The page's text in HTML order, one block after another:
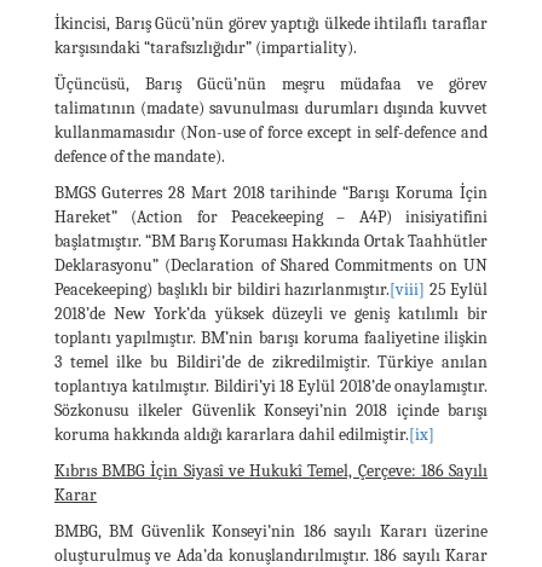
İkincisi, Barış Gücü’nün görev yaptığı ülkede ihtilaflı taraflar
karşısındaki “tarafsızlığıdır” (impartiality).
Üçüncüsü, Barış Gücü’nün meşru müdafaa ve görev
talimatının (madate) savunulması durumları dışında kuvvet
kullanmamasıdır (Non-use of force except in self-defence and
defence of the mandate).
BMGS Guterres 28 Mart 2018 tarihinde “Barışı Koruma İçin
Hareket” (Action for Peacekeeping – A4P) inisiyatifini
başlatmıştır. “BM Barış Koruması Hakkında Ortak Taahhütler
Deklarasyonu” (Declaration of Shared Commitments on UN
Peacekeeping) başlıklı bir bildiri hazırlanmıştır.[viii] 25 Eylül
2018’de New York’da yüksek düzeyli ve geniş katılımlı bir
toplantı yapılmıştır. BM’nin barışı koruma faaliyetine ilişkin
3 temel ilke bu Bildiri’de de zikredilmiştir. Türkiye anılan
toplantıya katılmıştır. Bildiri’yi 18 Eylül 2018’de onaylamıştır.
Sözkonusu ilkeler Güvenlik Konseyi’nin 2018 içinde barışı
koruma hakkında aldığı kararlara dahil edilmiştir.[ix]
Kıbrıs BMBG İçin Siyasî ve Hukukî Temel, Çerçeve: 186 Sayılı
Karar
BMBG, BM Güvenlik Konseyi’nin 186 sayılı Kararı üzerine
oluşturulmuş ve Ada’da konuşlandırılmıştır. 186 sayılı Karar